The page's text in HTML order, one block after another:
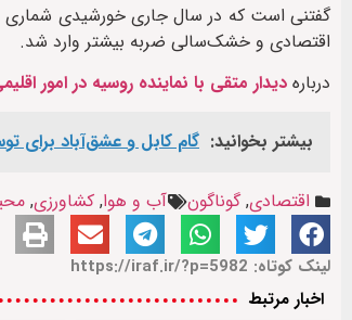
گفتنی است که در سال جاری خورشیدی شماری
اقتصادی و خشک‌سالی ضربه بیشتر وارد شد.
درباره دیدار متقی با نماینده روسیه در امور
بیشتر بخوانید: گام کابل و عشق‌آباد برای توسعه
اقتصادی,گوناگون آب و هوا, کشاورزی,
لینک کوتاه: https://iraf.ir/?p=5982
اخبار مرتبط